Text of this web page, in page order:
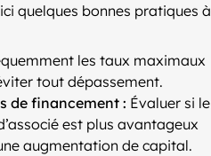
quelques bonnes pratiques à
les taux maximaux
tout dépassement.
de financement : Évaluer si le
est plus avantageux
augmentation de capital.